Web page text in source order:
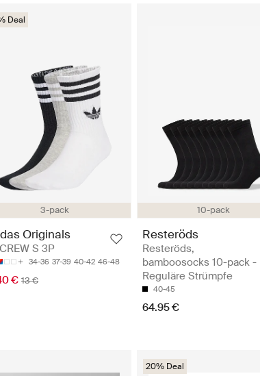
3-pack
Deal
Originals
S 3P
34-36 37-39 40-42 46-48
€ 13 €
10-pack
Resteröds
Resteröds,
bamboosocks 10-pack -
Reguläre Strümpfe
40-45
64.95 €
20% Deal